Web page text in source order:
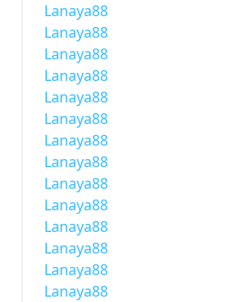
Lanaya88
Lanaya88
Lanaya88
Lanaya88
Lanaya88
Lanaya88
Lanaya88
Lanaya88
Lanaya88
Lanaya88
Lanaya88
Lanaya88
Lanaya88
Lanaya88